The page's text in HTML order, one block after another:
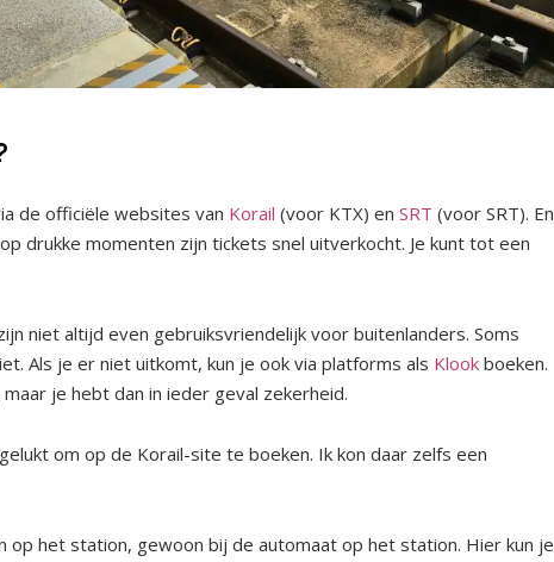
de officiële websites van Korail (voor KTX) en SRT (voor SRT). En
drukke momenten zijn tickets snel uitverkocht. Je kunt tot een
niet altijd even gebruiksvriendelijk voor buitenlanders. Soms
Als je er niet uitkomt, kun je ook via platforms als Klookboeken.
je hebt dan in ieder geval zekerheid.
om op de Korail-site te boeken. Ik kon daar zelfs een
op het station, gewoon bij de automaat op het station. Hier kun je